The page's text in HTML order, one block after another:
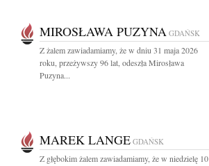
MIROSŁAWA PUZYNA GDAŃSK
Z żalem zawiadamiamy, że w dniu 31 maja 2026
roku, przeżywszy 96 lat, odeszła Mirosława
Puzyna...
MAREK LANGE GDAŃSK
Z głębokim żalem zawiadamiamy, że w niedzielę 10